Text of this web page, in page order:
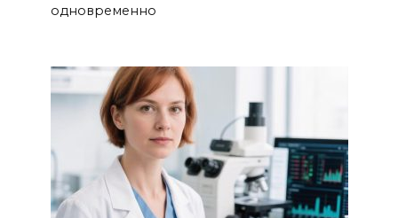
одновременно